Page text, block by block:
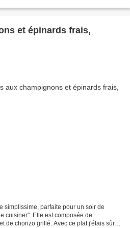
et épinards frais,
simplissime, parfaite pour un soir de
cuisiner". Elle est composée de
de chorizo grillé. Avec ce plat j'étais sûre